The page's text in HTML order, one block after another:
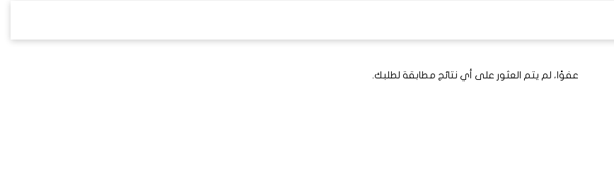
عفوًا، لم يتم العثور على أي نتائج مطابقة لطلبك.